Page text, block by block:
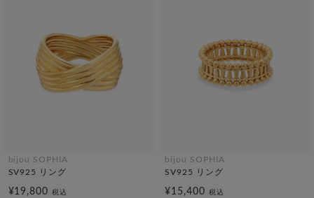
bijou SOPHIA
SV925 リング
¥19,800税込
bijou SOPHIA
SV925 リング
¥15,400 税込